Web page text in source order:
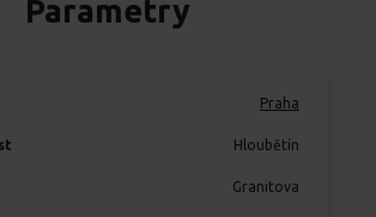
Parametry
Praha
Hloubětín
Granitova